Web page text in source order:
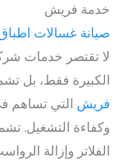
خدمة فريش
صيانة غسالات
لا تقتصر خدمات
الكبيرة فقط، بل
فريش التي تساهم
وكفاءة التشغيل.
الفلاتر وإزالة